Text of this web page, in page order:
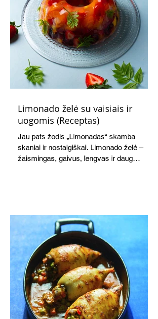
Limonado želė su vaisiais ir
uogomis (Receptas)
Jau pats žodis „Limonadas“ skamba
skaniai ir nostalgiškai. Limonado želė –
žaismingas, gaivus, lengvas ir daug